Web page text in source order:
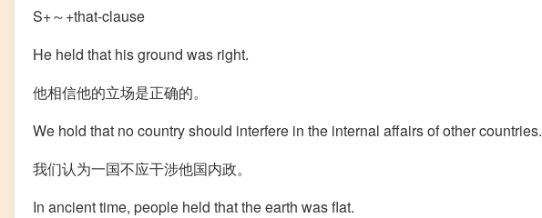
S+～+that-clause
He held that his ground was right.
他相信他的立场是正确的。
We hold that no country should interfere in the internal affairs of other countries.
我们认为一国不应干涉他国内政。
In ancient time, people held that the earth was flat.